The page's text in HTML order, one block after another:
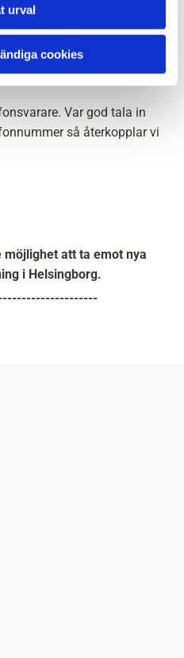
urval
cookies
Var god tala in
så återkopplar vi
att ta emot nya
i Helsingborg.